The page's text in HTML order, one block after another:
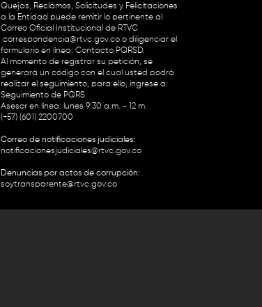
Quejas, Reclamos, Solicitudes y Felicitaciones
a la Entidad puede remitir lo pertinente al
Correo Oficial Institucional de RTVC
correspondencia@rtvc.gov.co o diligenciar el
formulario en línea: Contacto PQRSD.
Al momento de registrar su petición, se
generará un código con el cual usted podrá
realizar el seguimiento, para ello, ingrese a:
Seguimiento de PQRS
Asesor en línea: lunes 9:30 a.m. - 12 m.
(+57) (601) 2200700
Correo de notificaciones judiciales:
notificacionesjudiciales@rtvc.gov.co
Denuncias por actos de corrupción:
soytransparente@rtvc.gov.co